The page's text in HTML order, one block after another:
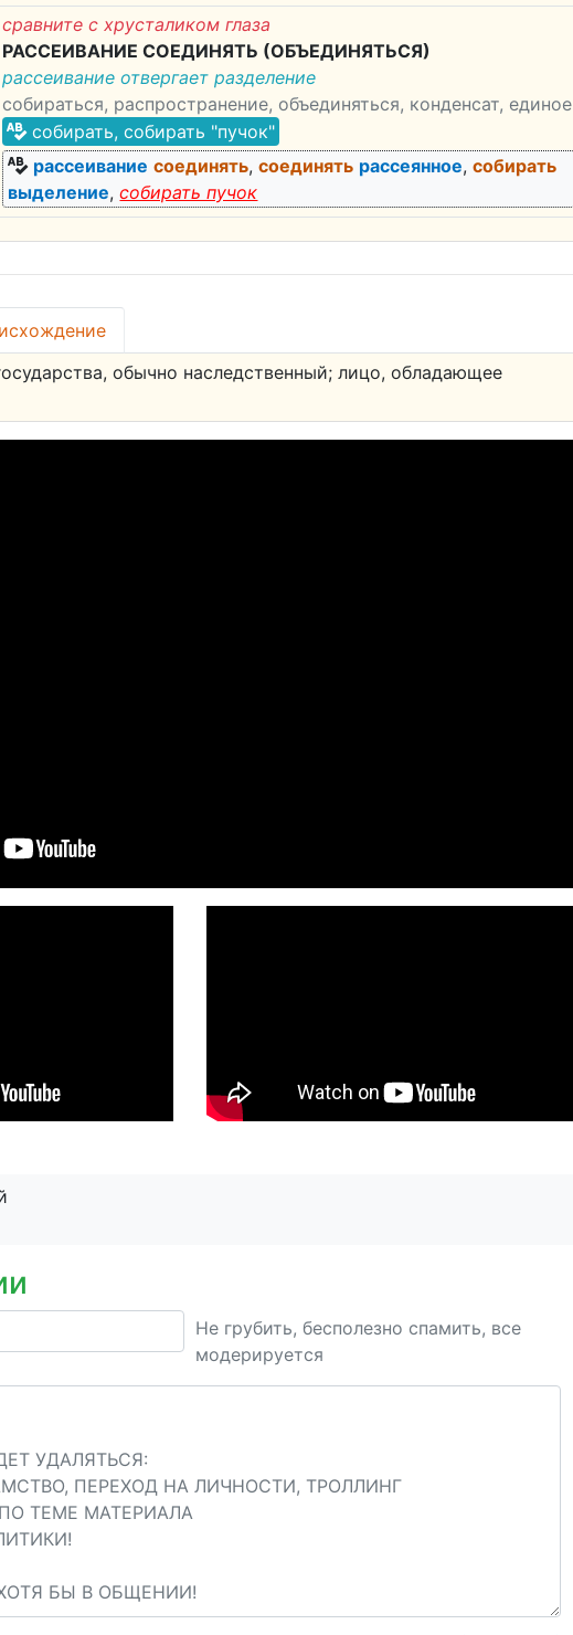
сравните с хрусталиком глаза
РАССЕИВАНИЕ СОЕДИНЯТЬ (ОБЪЕДИНЯТЬСЯ)
рассеивание отвергает разделение
собираться, распространение, объединяться, конденсат, единое
собирать, собирать "пучок"
рассеивание соединять,соединять рассеянное,собирать
выделение,собирать пучок
обычно наследственный; лицо, обладающее
Не грубить, бесполезно спамить, все
модерируется